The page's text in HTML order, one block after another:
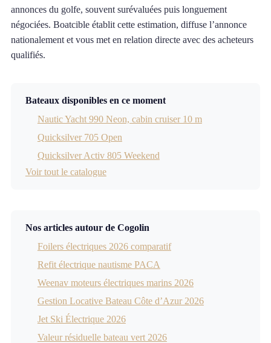
annonces du golfe, souvent surévaluées puis longuement
négociées. Boatcible établit cette estimation, diffuse l’annonce
nationalement et vous met en relation directe avec des acheteurs
qualifiés.
Bateaux disponibles en ce moment
Nautic Yacht 990 Neon, cabin cruiser 10 m
Quicksilver 705 Open
Quicksilver Activ 805 Weekend
Voir tout le catalogue
Nos articles autour de Cogolin
Foilers électriques 2026 comparatif
Refit électrique nautisme PACA
Weenav moteurs électriques marins 2026
Gestion Locative Bateau Côte d’Azur 2026
Jet Ski Électrique 2026
Valeur résiduelle bateau vert 2026